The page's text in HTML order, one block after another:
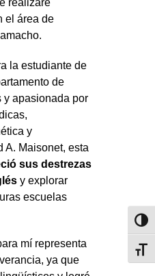
el área de
la estudiante de
de
apasionada por
y
A. Maisonet, esta
sus destrezas
y explorar
escuelas
mí representa
ya que